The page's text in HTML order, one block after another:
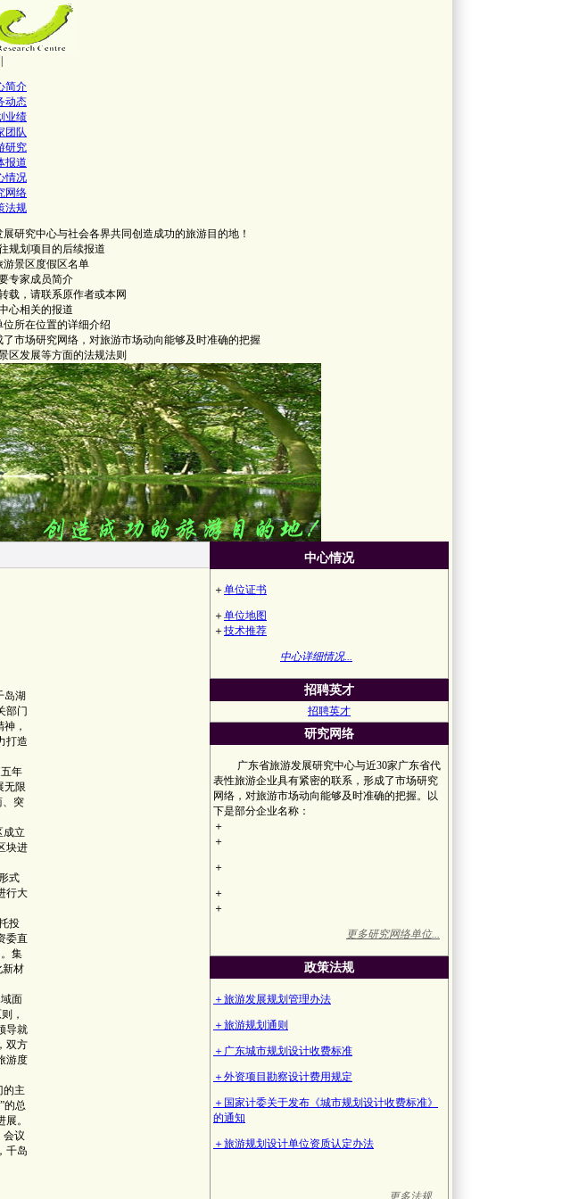
简介
动态
业绩
团队
研究
报道
情况
网络
法规
研究中心与社会各界共同创造成功的旅游目的地！
规划项目的后续报道
景区度假区名单
专家成员简介
载，请联系原作者或本网
心相关的报道
所在位置的详细介绍
市场研究网络，对旅游市场动向能够及时准确的把握
区发展等方面的法规法则
岛湖
部门
，
打造
年
无限
、突
立
块进
式
行大
投
委直
集
新材
面
，
导就
双方
游度
主
的总
。
会议
千岛
中心情况
＋单位证书
＋单位地图
＋技术推荐
中心详细情况...
招聘英才
招聘英才
研究网络
广东省旅游发展研究中心与近30家广东省代
表性旅游企业具有紧密的联系，形成了市场研究
网络，对旅游市场动向能够及时准确的把握。以
下是部分企业名称：
＋
＋
＋
＋
＋
更多研究网络单位...
政策法规
＋旅游发展规划管理办法
＋旅游规划通则
＋广东城市规划设计收费标准
＋外资项目勘察设计费用规定
＋国家计委关于发布《城市规划设计收费标准》
的通知
＋旅游规划设计单位资质认定办法
更多法规...